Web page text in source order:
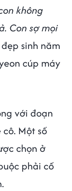
không
Con sợ mọi
sinh năm
cúp máy
với đoạn
Một số
chọn ở
phải cố